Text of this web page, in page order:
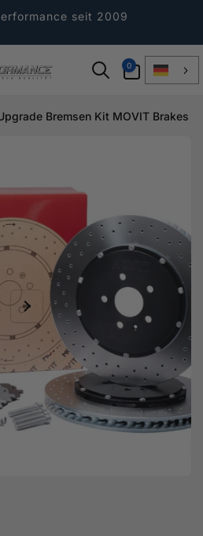
seit 2009
0
Artikel
Bremsen Kit MOVIT Brakes